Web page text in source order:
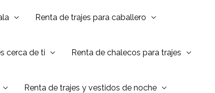
Renta de trajes para caballero
cerca de ti Renta de chalecos para trajes
Renta de trajes y vestidos de noche